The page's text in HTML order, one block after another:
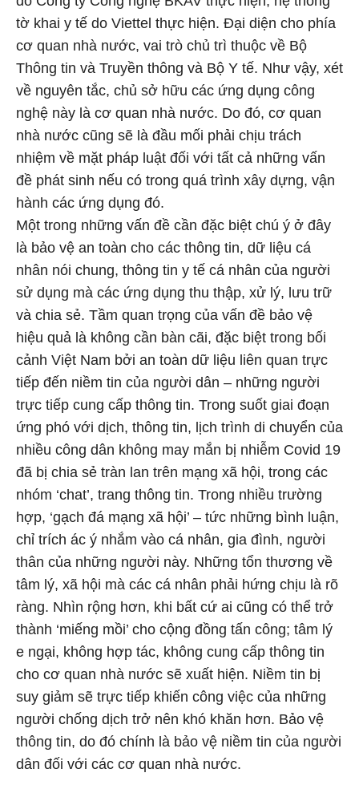
tờ khai y tế do Viettel thực hiện. Đại diện cho phía
cơ quan nhà nước, vai trò chủ trì thuộc về Bộ
Thông tin và Truyền thông và Bộ Y tế. Như vậy, xét
về nguyên tắc, chủ sở hữu các ứng dụng công
nghệ này là cơ quan nhà nước. Do đó, cơ quan
nhà nước cũng sẽ là đầu mối phải chịu trách
nhiệm về mặt pháp luật đối với tất cả những vấn
đề phát sinh nếu có trong quá trình xây dựng, vận
hành các ứng dụng đó.
Một trong những vấn đề cần đặc biệt chú ý ở đây
là bảo vệ an toàn cho các thông tin, dữ liệu cá
nhân nói chung, thông tin y tế cá nhân của người
sử dụng mà các ứng dụng thu thập, xử lý, lưu trữ
và chia sẻ. Tầm quan trọng của vấn đề bảo vệ
hiệu quả là không cần bàn cãi, đặc biệt trong bối
cảnh Việt Nam bởi an toàn dữ liệu liên quan trực
tiếp đến niềm tin của người dân – những người
trực tiếp cung cấp thông tin. Trong suốt giai đoạn
ứng phó với dịch, thông tin, lịch trình di chuyển của
nhiều công dân không may mắn bị nhiễm Covid 19
đã bị chia sẻ tràn lan trên mạng xã hội, trong các
nhóm ‘chat’, trang thông tin. Trong nhiều trường
hợp, ‘gạch đá mạng xã hội’ – tức những bình luận,
chỉ trích ác ý nhắm vào cá nhân, gia đình, người
thân của những người này. Những tổn thương về
tâm lý, xã hội mà các cá nhân phải hứng chịu là rõ
ràng. Nhìn rộng hơn, khi bất cứ ai cũng có thể trở
thành ‘miếng mồi’ cho cộng đồng tấn công; tâm lý
e ngại, không hợp tác, không cung cấp thông tin
cho cơ quan nhà nước sẽ xuất hiện. Niềm tin bị
suy giảm sẽ trực tiếp khiến công việc của những
người chống dịch trở nên khó khăn hơn. Bảo vệ
thông tin, do đó chính là bảo vệ niềm tin của người
dân đối với các cơ quan nhà nước.